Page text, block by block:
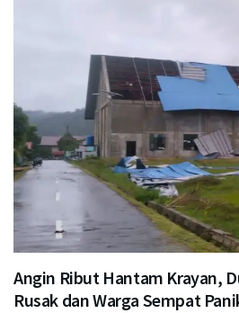
Angin Ribut Hantam Krayan,
Rusak dan Warga Sempat